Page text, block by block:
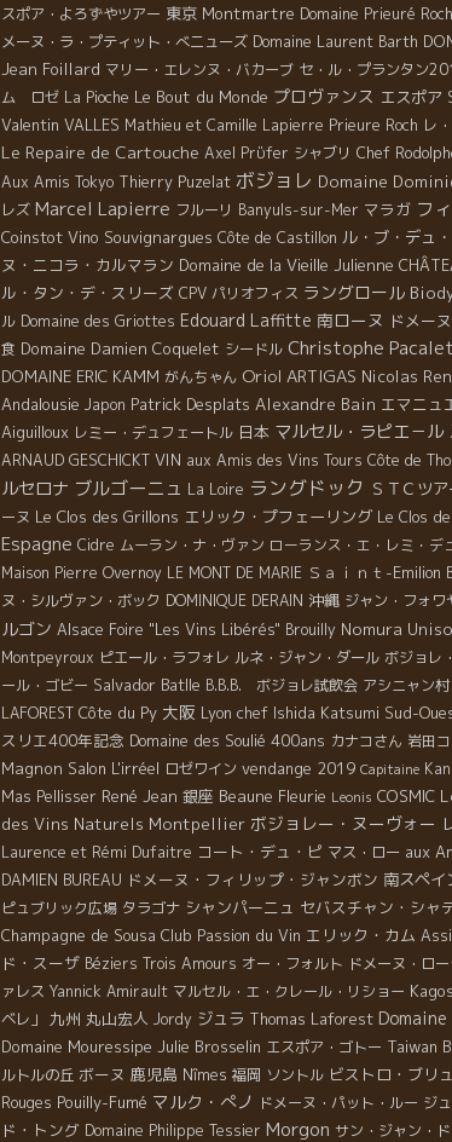
スポア・よろずやツアー 東京 Montmartre Domaine Prieuré Roch
メーヌ・ラ・プティット・べニューズ Domaine Laurent Barth
Jean Foillard マリー・エレンヌ・バカーブ セ・ル・プランタン
ム ロゼ La Pioche Le Bout du Monde プロヴァンス エスポア
Valentin VALLES Mathieu et Camille Lapierre Prieure Roch レ
Le Repaire de Cartouche Axel Prϋfer シャブリ Chef
Aux Amis Tokyo Thierry Puzelat ボジョレ Domaine
レズ Marcel Lapierre フルーリ Banyuls-sur-Mer マラガ フ
Coinstot Vino Souvignargues Côte de Castillon ル・ブ・デュ
ヌ・ニコラ・カルマラン Domaine de la Vieille Julienne
ル・タン・デ・スリーズ CPV パリオフィス ラングロール
ル Domaine des Griottes Edouard Laffitte 南ローヌ ドメー
食 Domaine Damien Coquelet シードル Christophe Pacalet
DOMAINE ERIC KAMM がんちゃん Oriol ARTIGAS Nicolas
Andalousie Japon Patrick Desplats Alexandre Bain エマニュ
Aiguilloux レミー・デュフェートル 日本 マルセル・ラピエ－ル
ARNAUD GESCHICKT VIN aux Amis des Vins Tours Côte de
ルセロナ ブルゴーニュ La Loire ラングドック ＳＴＣツア
ーヌ Le Clos des Grillons エリック・プフェーリング Le Clos
Espagne Cidre ムーラン・ナ・ヴァン ローランス・エ・レミ・デ
Maison Pierre Overnoy LE MONT DE MARIE Ｓａｉｎｔ-Emilion
ヌ・シルヴァン・ボック DOMINIQUE DERAIN 沖縄 ジャン・フォワ
ルゴン Alsace Foire "Les Vins Libérés" Brouilly Nomura
Montpeyroux ピエール・ラフォレ ルネ・ジャン・ダール ボジョレ
ール・ゴビー Salvador Batlle B.B.B. ボジョレ試飲会 アシニャン村
LAFOREST Côte du Py 大阪 Lyon chef Ishida Katsumi Sud-
スリエ400年記念 Domaine des Soulié 400ans カナコさん 岩田
Magnon Salon L'irréel ロゼワイン vendange 2019 Capitaine
Mas Pellisser René Jean 銀座 Beaune Fleurie Leonis COSMIC
des Vins Naturels Montpellier ボジョレー・ヌーヴォー
Laurence et Rémi Dufaitre コート・デュ・ピ マス・ロー aux
DAMIEN BUREAU ドメーヌ・フィリップ・ジャンボン 南スペイ
ピュブリック広場 タラゴナ シャンパーニュ セバスチャン・シャ
Champagne de Sousa Club Passion du Vin エリック・カム
ド・スーザ Béziers Trois Amours オー・フォルト ドメーヌ・ロ
ァレス Yannick Amirault マルセル・エ・クレール・リショー
ベレ」
九州 丸山宏人 Jordy ジュラ Thomas Laforest
Domaine Mouressipe Julie Brosselin エスポア・ゴトー Taiwan
ルトルの丘 ボーヌ 鹿児島 Nîmes 福岡 ソントル ビストロ・ブリ
Rouges Pouilly-Fumé マルク・ぺノ ドメーヌ・パット・ルー ジ
ド・トング Domaine Philippe Tessier Morgon サン・ジャン・